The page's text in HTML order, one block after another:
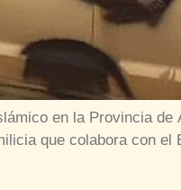
en la Provincia de
que colabora con el